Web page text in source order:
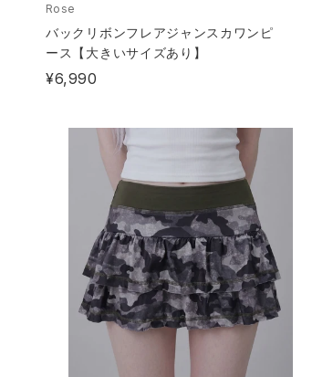
Rose
バックリボンフレアジャンスカワンピ
ース【大きいサイズあり】
¥6,990